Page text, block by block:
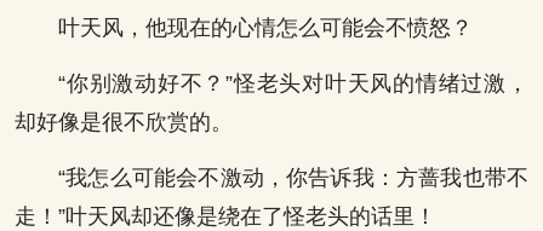
叶天风，他现在的心情怎么可能会不愤怒？
“你别激动好不？”怪老头对叶天风的情绪过激，
却好像是很不欣赏的。
“我怎么可能会不激动，你告诉我：方蔷我也带不
走！”叶天风却还像是绕在了怪老头的话里！